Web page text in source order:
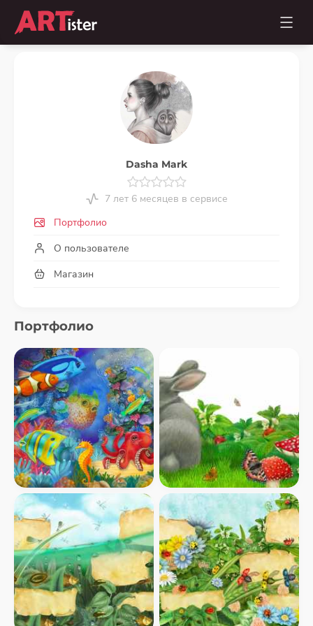
Dasha Mark
7 лет 6 месяцев в сервисе
Портфолио
О пользователе
Магазин
Портфолио